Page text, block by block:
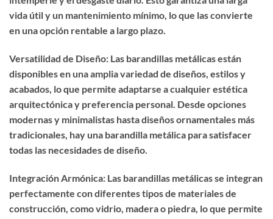
vida útil y un mantenimiento mínimo, lo que las convierte
en una opción rentable a largo plazo.
Versatilidad de Diseño: Las barandillas metálicas están
disponibles en una amplia variedad de diseños, estilos y
acabados, lo que permite adaptarse a cualquier estética
arquitectónica y preferencia personal. Desde opciones
modernas y minimalistas hasta diseños ornamentales más
tradicionales, hay una barandilla metálica para satisfacer
todas las necesidades de diseño.
Integración Armónica: Las barandillas metálicas se integran
perfectamente con diferentes tipos de materiales de
construcción, como vidrio, madera o piedra, lo que permite